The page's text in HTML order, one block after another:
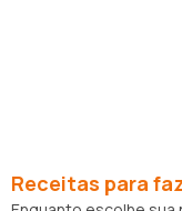
Receitas para